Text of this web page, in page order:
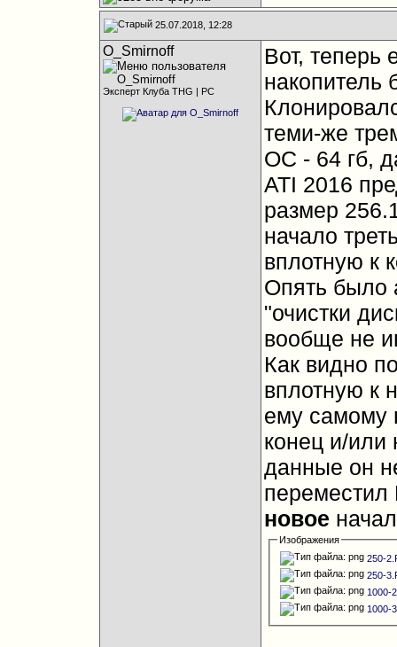
25.07.2018, 12:28
O_Smirnoff
Эксперт Клуба THG | PC
Вот, теперь
накопитель
теми-же
ОС - 64 гб,
ATI 2016
размер
начало
вплотную к
Опять было
"очистки
вообще не
Как видно
вплотную к
ему самому
конец и/или
данные он
переместил
новое
Изображения
250-
250-
1000-
1000-